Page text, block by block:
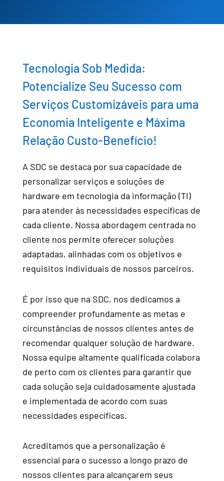
Tecnologia Sob Medida:
Potencialize Seu Sucesso com
Serviços Customizáveis para uma
Economia Inteligente e Máxima
Relação Custo-Benefício!
A SDC se destaca por sua capacidade de
personalizar serviços e soluções de
hardware em tecnologia da informação (TI)
para atender às necessidades específicas de
cada cliente. Nossa abordagem centrada no
cliente nos permite oferecer soluções
adaptadas, alinhadas com os objetivos e
requisitos individuais de nossos parceiros.
É por isso que na SDC, nos dedicamos a
compreender profundamente as metas e
circunstâncias de nossos clientes antes de
recomendar qualquer solução de hardware.
Nossa equipe altamente qualificada colabora
de perto com os clientes para garantir que
cada solução seja cuidadosamente ajustada
e implementada de acordo com suas
necessidades específicas.
Acreditamos que a personalização é
essencial para o sucesso a longo prazo de
nossos clientes para alcançarem seus